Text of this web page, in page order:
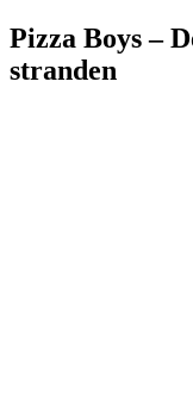
Pizza Boys –
stranden